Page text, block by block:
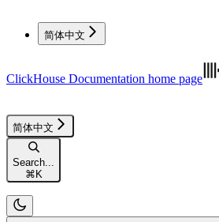
简体中文
ClickHouse Documentation home page
简体中文
Search...
⌘K